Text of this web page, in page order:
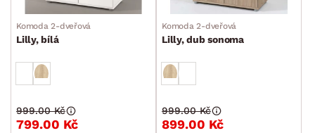
Šuplíkové komody
Dvířkové komody
Kombinované komody
Peřiňáky
Úložné kontejnery
Komoda 2-dveřová
Lilly, bílá
799.00 Kč
999.00 Kč
Komoda 2-dveřová
Lilly, dub sonoma
899.00 Kč
999.00 Kč